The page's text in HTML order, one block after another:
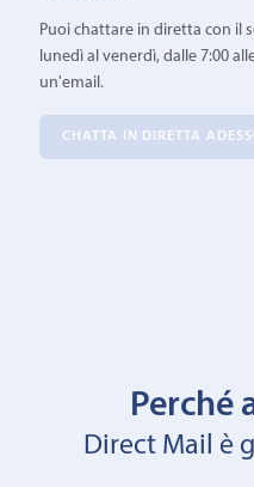
Puoi chattare in diretta con il
lunedì al venerdì, dalle 7:00
un'email.
CHATTA IN DIRETTA
Perché
Direct Mail è